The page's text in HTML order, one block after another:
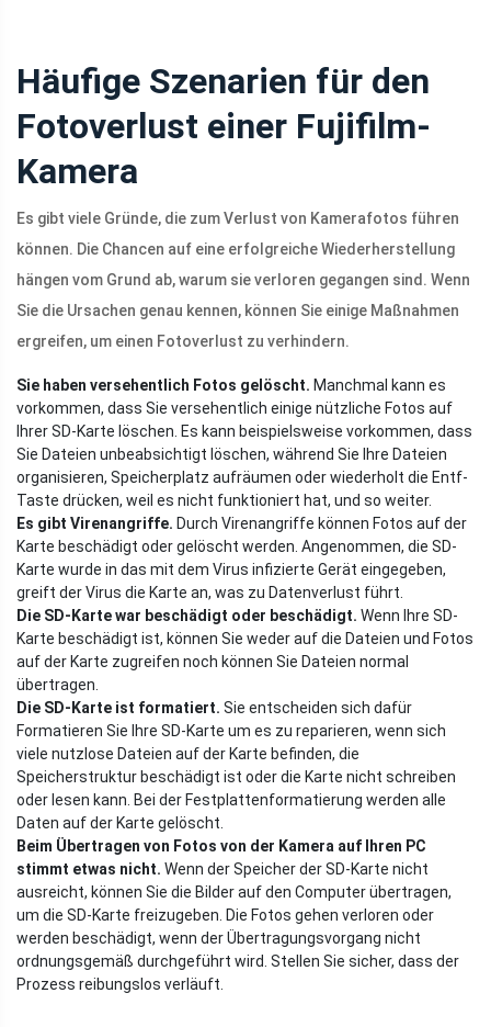
Häufige Szenarien für den
Fotoverlust einer Fujifilm-
Kamera
Es gibt viele Gründe, die zum Verlust von Kamerafotos führen
können. Die Chancen auf eine erfolgreiche Wiederherstellung
hängen vom Grund ab, warum sie verloren gegangen sind. Wenn
Sie die Ursachen genau kennen, können Sie einige Maßnahmen
ergreifen, um einen Fotoverlust zu verhindern.
Sie haben versehentlich Fotos gelöscht. Manchmal kann es
vorkommen, dass Sie versehentlich einige nützliche Fotos auf
Ihrer SD-Karte löschen. Es kann beispielsweise vorkommen, dass
Sie Dateien unbeabsichtigt löschen, während Sie Ihre Dateien
organisieren, Speicherplatz aufräumen oder wiederholt die Entf-
Taste drücken, weil es nicht funktioniert hat, und so weiter.
Es gibt Virenangriffe. Durch Virenangriffe können Fotos auf der
Karte beschädigt oder gelöscht werden. Angenommen, die SD-
Karte wurde in das mit dem Virus infizierte Gerät eingegeben,
greift der Virus die Karte an, was zu Datenverlust führt.
Die SD-Karte war beschädigt oder beschädigt. Wenn Ihre SD-
Karte beschädigt ist, können Sie weder auf die Dateien und Fotos
auf der Karte zugreifen noch können Sie Dateien normal
übertragen.
Die SD-Karte ist formatiert. Sie entscheiden sich dafür
Formatieren Sie Ihre SD-Karte um es zu reparieren, wenn sich
viele nutzlose Dateien auf der Karte befinden, die
Speicherstruktur beschädigt ist oder die Karte nicht schreiben
oder lesen kann. Bei der Festplattenformatierung werden alle
Daten auf der Karte gelöscht.
Beim Übertragen von Fotos von der Kamera auf Ihren PC
stimmt etwas nicht. Wenn der Speicher der SD-Karte nicht
ausreicht, können Sie die Bilder auf den Computer übertragen,
um die SD-Karte freizugeben. Die Fotos gehen verloren oder
werden beschädigt, wenn der Übertragungsvorgang nicht
ordnungsgemäß durchgeführt wird. Stellen Sie sicher, dass der
Prozess reibungslos verläuft.